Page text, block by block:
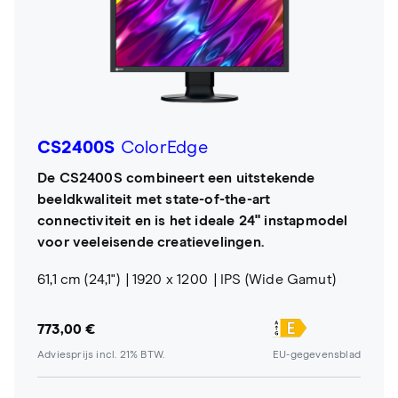
CS2400S ColorEdge
De CS2400S combineert een uitstekende
beeldkwaliteit met state-of-the-art
connectiviteit en is het ideale 24" instapmodel
voor veeleisende creatievelingen.
61,1 cm (24,1") 1920 x 1200 IPS (Wide Gamut)
773,00 €
Adviesprijs incl. 21% BTW. EU-gegevensblad